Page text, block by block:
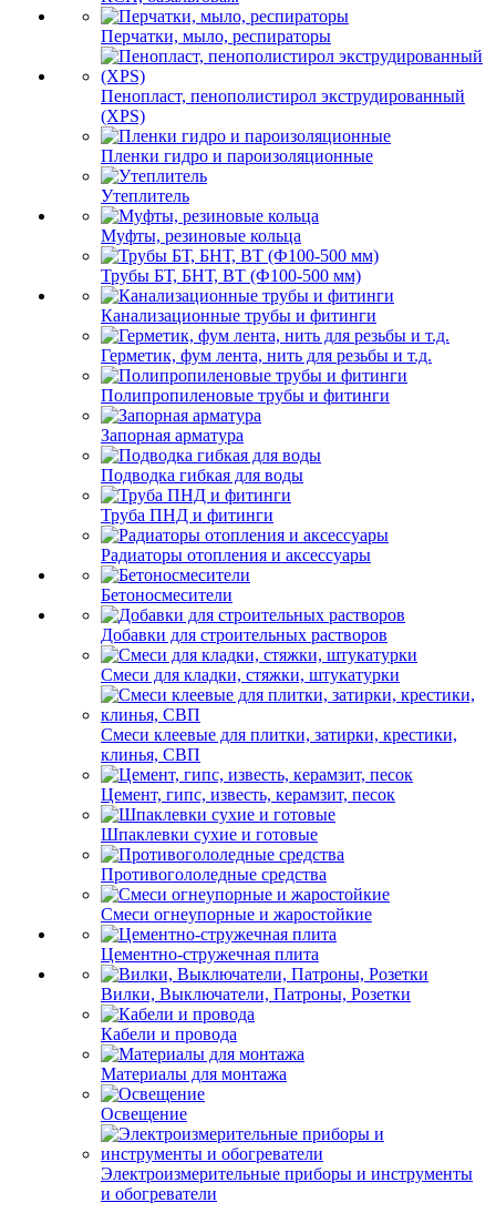
Перчатки, мыло, респираторы
Пенопласт, пенополистирол экструдированный
(XPS)
Пленки гидро и пароизоляционные
Утеплитель
Муфты, резиновые кольца
Трубы БТ, БНТ, ВТ (Ф100-500 мм)
Канализационные трубы и фитинги
Герметик, фум лента, нить для резьбы и т.д.
Полипропиленовые трубы и фитинги
Запорная арматура
Подводка гибкая для воды
Труба ПНД и фитинги
Радиаторы отопления и аксессуары
Бетоносмесители
Добавки для строительных растворов
Смеси для кладки, стяжки, штукатурки
Смеси клеевые для плитки, затирки, крестики,
клинья, СВП
Цемент, гипс, известь, керамзит, песок
Шпаклевки сухие и готовые
Противогололедные средства
Смеси огнеупорные и жаростойкие
Цементно-стружечная плита
Вилки, Выключатели, Патроны, Розетки
Кабели и провода
Материалы для монтажа
Освещение
Электроизмерительные приборы и инструменты
и обогреватели